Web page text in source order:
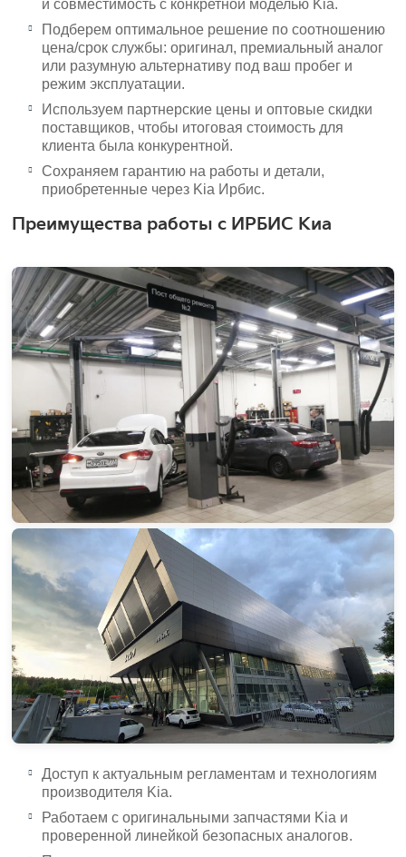
и совместимость с конкретной моделью Kia.
Подберем оптимальное решение по соотношению
цена/срок службы: оригинал, премиальный аналог
или разумную альтернативу под ваш пробег и
режим эксплуатации.
Используем партнерские цены и оптовые скидки
поставщиков, чтобы итоговая стоимость для
клиента была конкурентной.
Сохраняем гарантию на работы и детали,
приобретенные через Kia Ирбис.
Преимущества работы с ИРБИС Киа
Доступ к актуальным регламентам и технологиям
производителя Kia.
Работаем с оригинальными запчастями Kia и
проверенной линейкой безопасных аналогов.